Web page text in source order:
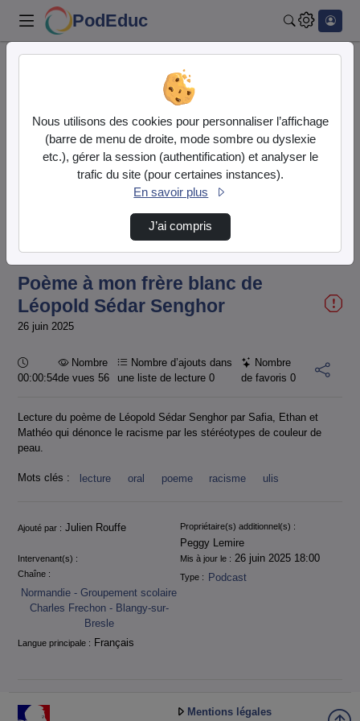
PodEduc
Poème à mon frère blanc de Léopold Sédar Sen…
actuel
00:00:000 / Durée
00:54:820 Chargé
100.00%dans
l'image
écran
Poème à mon frère blanc de
Léopold Sédar Senghor
26 juin 2025
Durée :
00:00:54
Nombre
de vues 56
Nombre d’ajouts dans
une liste de lecture0
Nombre
de favoris 0
Lecture du poème de Léopold Sédar Senghor par Safia, Ethan et
Mathéo qui dénonce le racisme par les stéréotypes de couleur de
peau.
Mots clés : lecture oral poeme racisme ulis
Informations
Ajouté par : Julien Rouffe Propriétaire(s) additionnel(s) :
Peggy Lemire
Intervenant(s) : Mis à jour le : 26 juin 2025 18:00
Chaîne :
Normandie - Groupement scolaire
Charles Frechon - Blangy-sur-
Bresle
Type : Podcast
Langue principale : Français
Mentions légales
Nous utilisons des cookies pour personnaliser l’affichage
(barre de menu de droite, mode sombre ou dyslexie
etc.), gérer la session (authentification) et analyser le
trafic du site (pour certaines instances).
En savoir plus
J’ai compris